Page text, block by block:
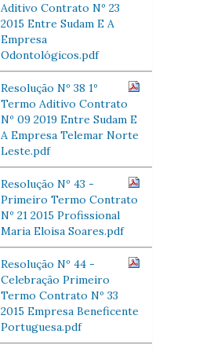
Aditivo Contrato Nº 23
2015 Entre Sudam E A
Empresa
Odontológicos.pdf
Resolução Nº 38 1º
Termo Aditivo Contrato
Nº 09 2019 Entre Sudam E
A Empresa Telemar Norte
Leste.pdf
Resolução Nº 43 -
Primeiro Termo Contrato
Nº 21 2015 Profissional
Maria Eloisa Soares.pdf
Resolução Nº 44 -
Celebração Primeiro
Termo Contrato Nº 33
2015 Empresa Beneficente
Portuguesa.pdf